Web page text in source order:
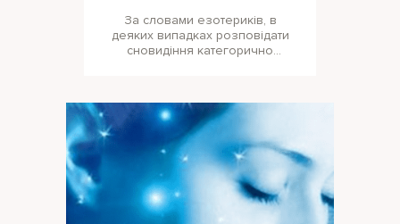
За словами езотериків, в
деяких випадках розповідати
сновидіння категорично